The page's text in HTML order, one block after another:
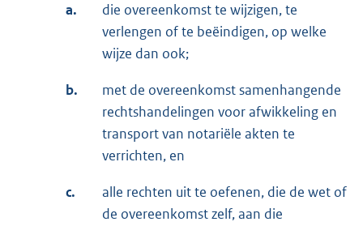
a.
die overeenkomst te wijzigen, te
verlengen of te beëindigen, op welke
wijze dan ook;
b.
met de overeenkomst samenhangende
rechtshandelingen voor afwikkeling en
transport van notariële akten te
verrichten, en
c.
alle rechten uit te oefenen, die de wet of
de overeenkomst zelf, aan die